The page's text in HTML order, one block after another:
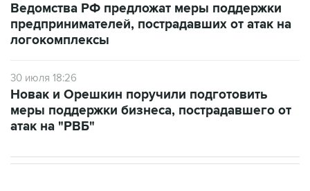
Ведомства РФ предложат меры поддержки
предпринимателей, пострадавших от атак на
логокомплексы
30 июля 18:26
Новак и Орешкин поручили подготовить
меры поддержки бизнеса, пострадавшего от
атак на "РВБ"